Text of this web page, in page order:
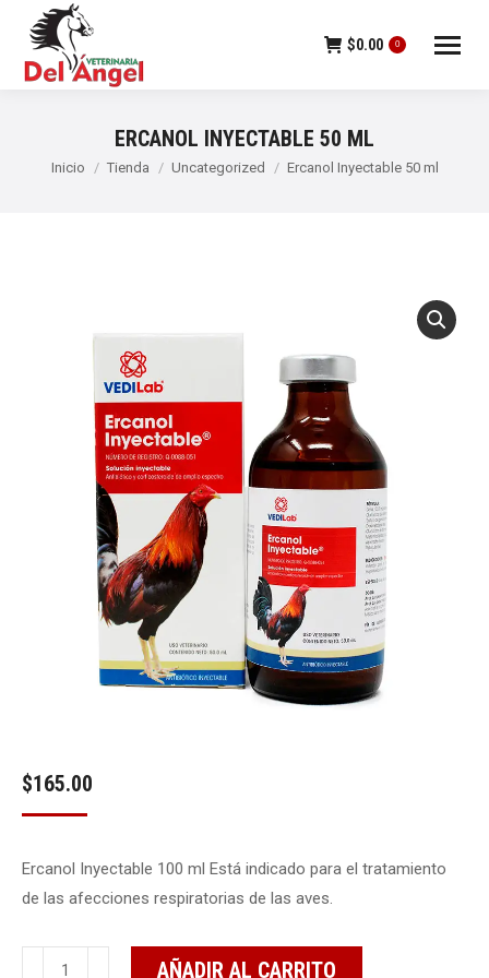
$0.00 0
ERCANOL INYECTABLE 50 ML
Estás aquí:
Inicio Tienda Uncategorized Ercanol Inyectable 50 ml
$165.00
Ercanol Inyectable 100 ml Está indicado para el tratamiento
de las afecciones respiratorias de las aves.
Ercanol
AÑADIR AL CARRITO